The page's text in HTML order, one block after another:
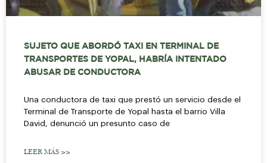
SUJETO QUE ABORDÓ TAXI EN TERMINAL DE
TRANSPORTES DE YOPAL, HABRÍA INTENTADO
ABUSAR DE CONDUCTORA
Una conductora de taxi que prestó un servicio desde el
Terminal de Transporte de Yopal hasta el barrio Villa
David, denunció un presunto caso de
LEER MÁS >>